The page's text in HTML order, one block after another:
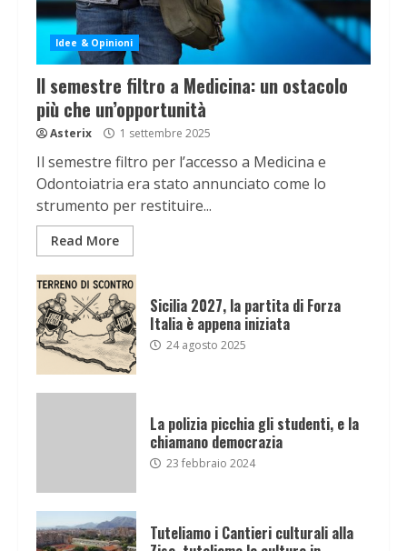
Idee & Opinioni
Il semestre filtro a Medicina: un ostacolo
più che un’opportunità
Asterix 1 settembre 2025
Il semestre filtro per l’accesso a Medicina e
Odontoiatria era stato annunciato come lo
strumento per restituire...
Read More
Sicilia 2027, la partita di Forza
Italia è appena iniziata
24 agosto 2025
La polizia picchia gli studenti, e la
chiamano democrazia
23 febbraio 2024
Tuteliamo i Cantieri culturali alla